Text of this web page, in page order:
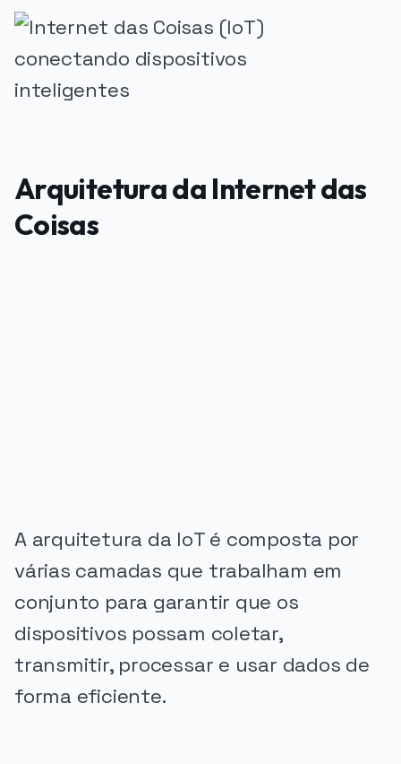
Arquitetura da Internet das
Coisas
A arquitetura da IoT é composta por
várias camadas que trabalham em
conjunto para garantir que os
dispositivos possam coletar,
transmitir, processar e usar dados de
forma eficiente.